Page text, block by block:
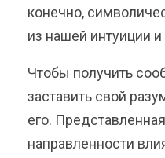
конечно,
из нашей интуиции
Чтобы получить
заставить свой
его.
направленности